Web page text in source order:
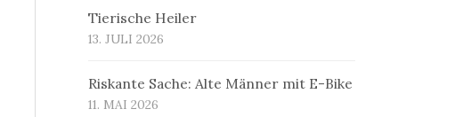
Tierische Heiler
13. JULI 2026
Riskante Sache: Alte Männer mit E-Bike
11. MAI 2026